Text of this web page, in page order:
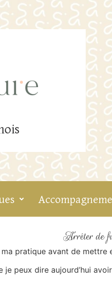
Arrêter de
pratique avant de mettre
je peux dire aujourd’hui